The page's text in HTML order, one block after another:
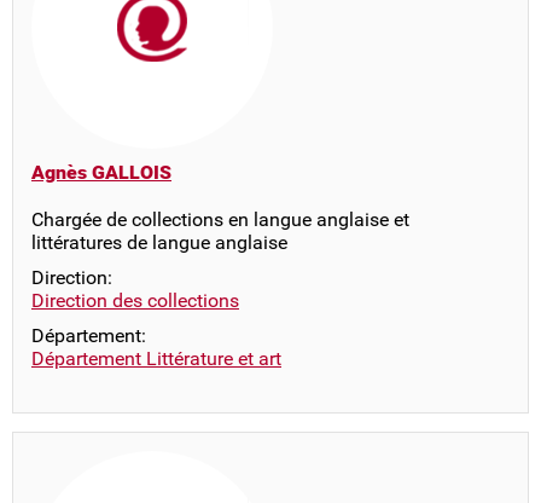
Agnès GALLOIS
Chargée de collections en langue anglaise et
littératures de langue anglaise
Direction:
Direction des collections
Département:
Département Littérature et art